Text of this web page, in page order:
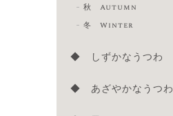
秋 Autumn
冬 Winter
◆ しずかなうつわ
◆ あざやかなうつわ